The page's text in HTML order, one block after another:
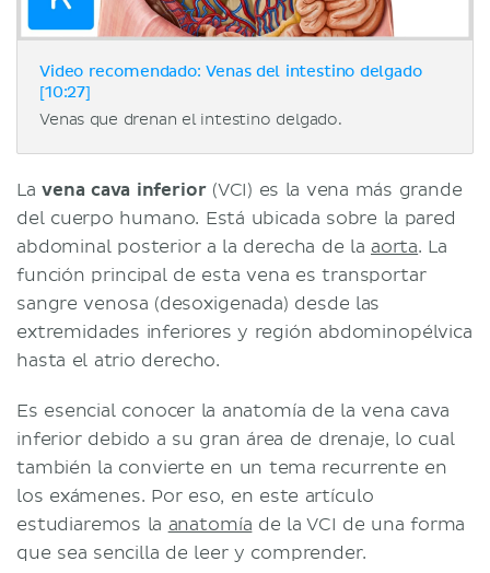
Video recomendado: Venas del intestino delgado
[10:27]
Venas que drenan el intestino delgado.
Lavena cava inferior(VCI) es la vena más grande
del cuerpo humano. Está ubicada sobre la pared
abdominal posterior a la derecha de la aorta. La
función principal de esta vena es transportar
sangre venosa (desoxigenada) desde las
extremidades inferiores y región abdominopélvica
hasta el atrio derecho.
Es esencial conocer la anatomía de la vena cava
inferior debido a su gran área de drenaje, lo cual
también la convierte en un tema recurrente en
los exámenes. Por eso, en este artículo
estudiaremos la anatomía de la VCI de una forma
que sea sencilla de leer y comprender.